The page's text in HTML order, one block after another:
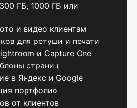
ГБ, 1000 ГБ или
и видео клиентам
для ретуши и печати
и Capture One
страниц
в Яндекс и Google
портфолио
от клиентов